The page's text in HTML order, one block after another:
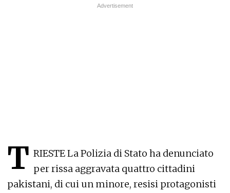
T RIESTE La Polizia di Stato ha denunciato
per rissa aggravata quattro cittadini
pakistani, di cui un minore, resisi protagonisti